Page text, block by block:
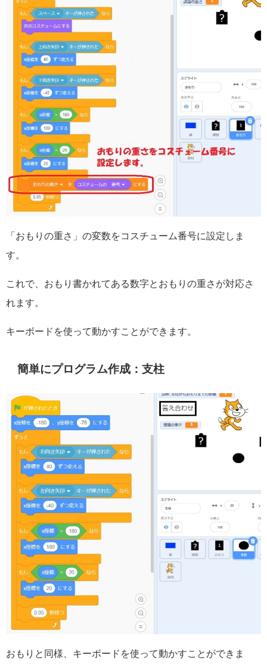
「おもりの重さ」の変数をコスチューム番号に設定しま
す。
これで、おもり書かれてある数字とおもりの重さが対応さ
れます。
キーボードを使って動かすことができます。
簡単にプログラム作成：支柱
おもりと同様、キーボードを使って動かすことができま